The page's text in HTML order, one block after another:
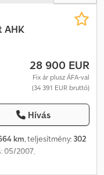
AHK
28 900 EUR
Fix ár plusz ÁFA-val
(34 391 EUR bruttó)
Hívás
km, teljesítmény: 302
05/2007,